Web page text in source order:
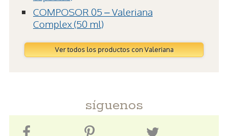
COMPOSOR 05 – Valeriana
Complex (50 ml)
Ver todos los productos con Valeriana
síguenos